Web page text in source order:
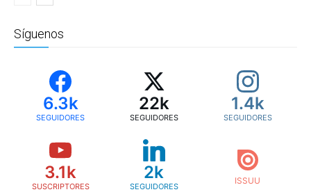
Síguenos
6.3k
SEGUIDORES
22k
SEGUIDORES
1.4k
SEGUIDORES
3.1k
SUSCRIPTORES
2k
SEGUIDORES